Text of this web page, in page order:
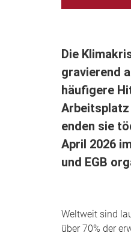
Die
gravierend
häufigere
Arbeitsplatz
enden sie
April 2026
und EGB
Weltweit sind
über 70% der